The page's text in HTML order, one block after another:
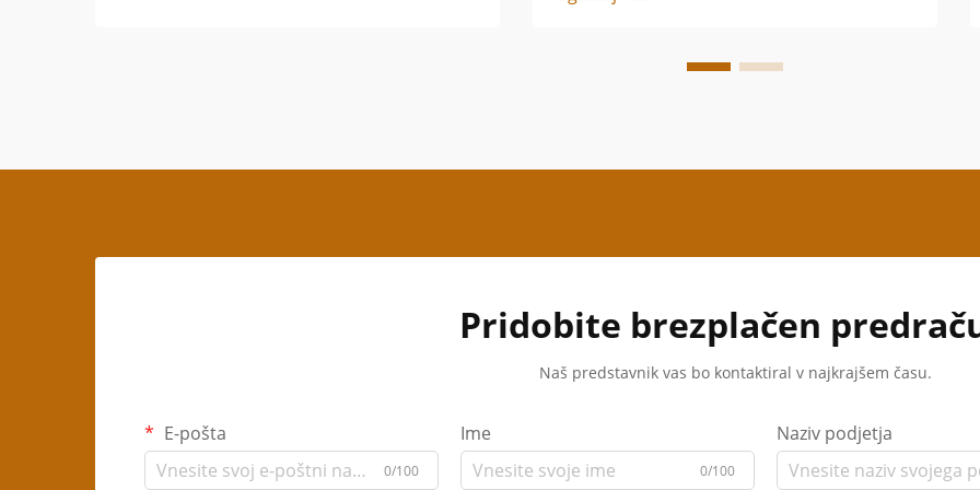
Pridobite brezplačen
Naš predstavnik vas bo kontaktiral v najkrajšem času.
E-pošta
0/100
Ime
0/100
Naziv podjetja